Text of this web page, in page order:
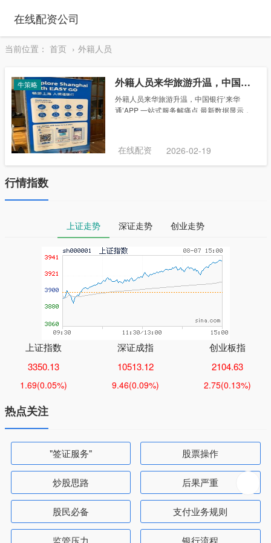
在线配资公司
当前位置： 首页 外籍人员
牛策略 外籍人员来华旅游升温，中国银行‘来华通’APP 一站式服务解痛点
外籍人员来华旅游升温，中国银行‘来华
通’APP 一站式服务解痛点 最新数据显示，
国各口岸免签入境外国人达到20......
在线配资 2026-02-19
行情指数
上证走势 深证走势 创业走势
上证指数
3350.13
1.69(0.05%)
深证成指
10513.12
9.46(0.09%)
创业板指
2104.63
2.75(0.13%)
热点关注
"签证服务" 股票操作
炒股思路 后果严重
股民必备 支付业务规则
监管压力 银行流程